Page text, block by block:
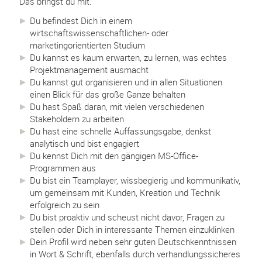
Du befindest Dich in einem
wirtschaftswissenschaftlichen- oder
marketingorientierten Studium
Du kannst es kaum erwarten, zu lernen, was echtes
Projektmanagement ausmacht
Du kannst gut organisieren und in allen Situationen
einen Blick für das große Ganze behalten
Du hast Spaß daran, mit vielen verschiedenen
Stakeholdern zu arbeiten
Du hast eine schnelle Auffassungsgabe, denkst
analytisch und bist engagiert
Du kennst Dich mit den gängigen MS-Office-
Programmen aus
Du bist ein Teamplayer, wissbegierig und kommunikativ,
um gemeinsam mit Kunden, Kreation und Technik
erfolgreich zu sein
Du bist proaktiv und scheust nicht davor, Fragen zu
stellen oder Dich in interessante Themen einzuklinken
Dein Profil wird neben sehr guten Deutschkenntnissen
in Wort & Schrift, ebenfalls durch verhandlungssicheres